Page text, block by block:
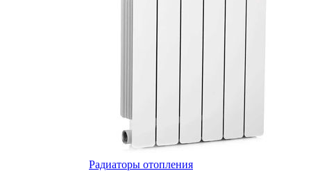
Радиаторы отопления